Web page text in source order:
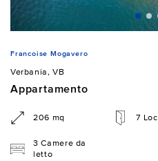
Francoise Mogavero
Verbania, VB
Appartamento
206 mq 7
3 Camere da
letto